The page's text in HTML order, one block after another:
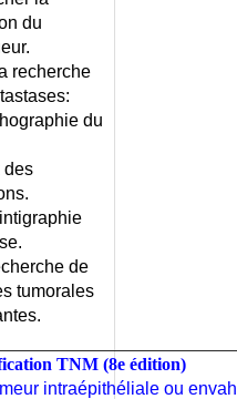
du
recherche
du
de
tumorales
TNM (8e édition)
intraépithéliale ou